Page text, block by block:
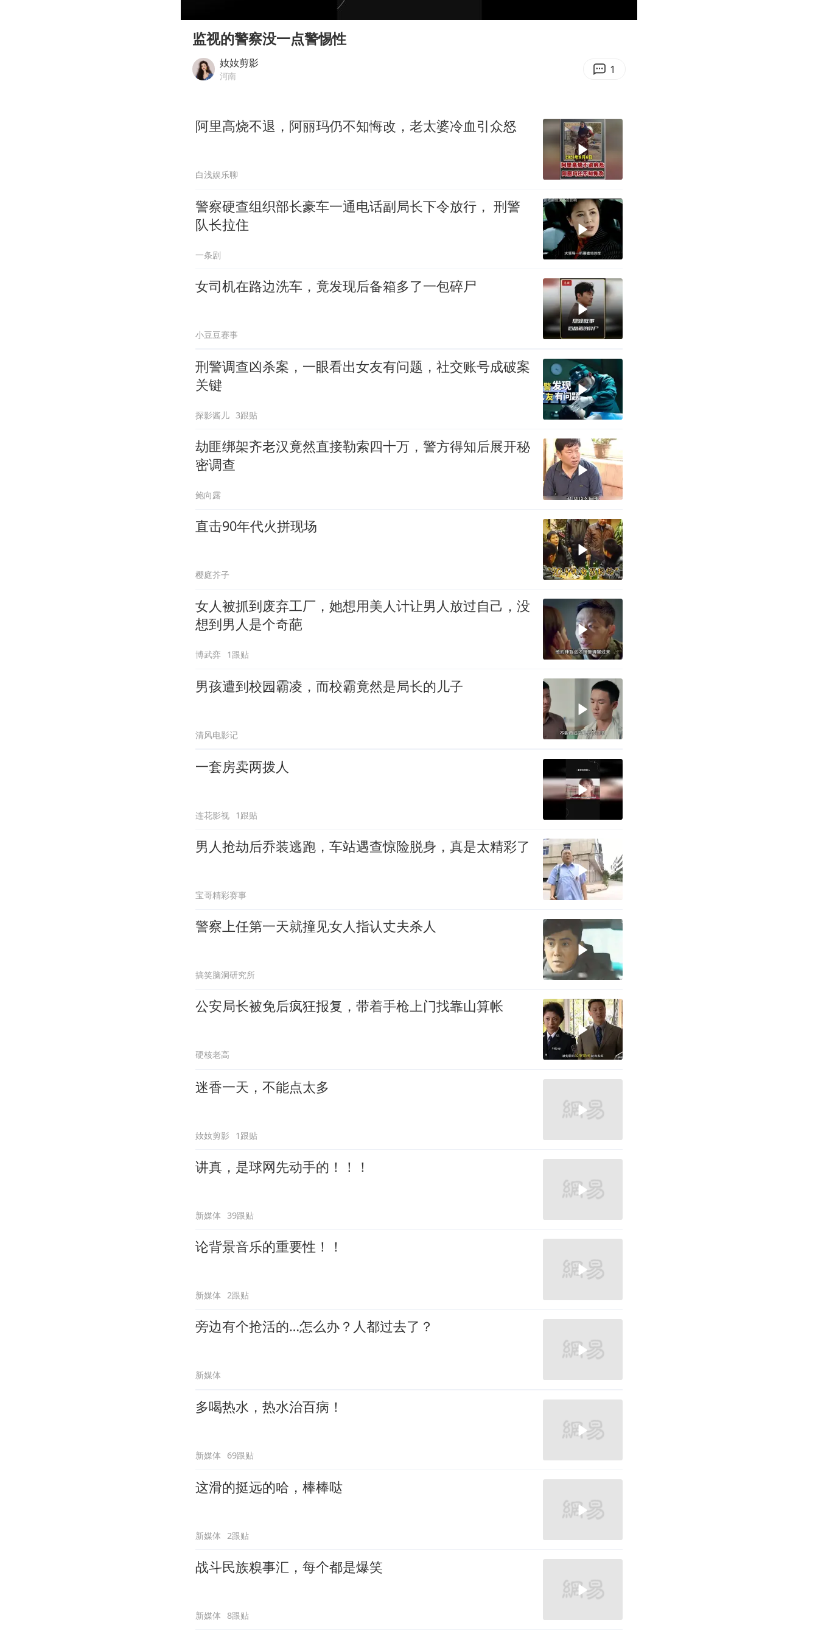
美股存储板块集体大跌
U17国足点球大战淘汰河床晋级决赛
中国女篮70-67险胜尼日利亚女篮
监视的警察没一点警惕性
奻奻剪影
河南 1
阿里高烧不退，阿丽玛仍不知悔改，老太婆冷血引众怒
白浅娱乐聊
警察硬查组织部长豪车一通电话副局长下令放行， 刑警
队长拉住
一条剧
女司机在路边洗车，竟发现后备箱多了一包碎尸
小豆豆赛事
刑警调查凶杀案，一眼看出女友有问题，社交账号成破案
关键
探影酱儿 3跟贴
劫匪绑架齐老汉竟然直接勒索四十万，警方得知后展开秘
密调查
鲍向露
直击90年代火拼现场
樱庭芥子
女人被抓到废弃工厂，她想用美人计让男人放过自己，没
想到男人是个奇葩
博武弈 1跟贴
男孩遭到校园霸凌，而校霸竟然是局长的儿子
清风电影记
一套房卖两拨人
连花影视 1跟贴
男人抢劫后乔装逃跑，车站遇查惊险脱身，真是太精彩了
宝哥精彩赛事
警察上任第一天就撞见女人指认丈夫杀人
搞笑脑洞研究所
公安局长被免后疯狂报复，带着手枪上门找靠山算帐
硬核老高
迷香一天，不能点太多
奻奻剪影 1跟贴
讲真，是球网先动手的！！！
新媒体 39跟贴
论背景音乐的重要性！！
新媒体 2跟贴
旁边有个抢活的…怎么办？人都过去了？
新媒体
多喝热水，热水治百病！
新媒体 69跟贴
这滑的挺远的哈，棒棒哒
新媒体 2跟贴
战斗民族糗事汇，每个都是爆笑
新媒体 8跟贴